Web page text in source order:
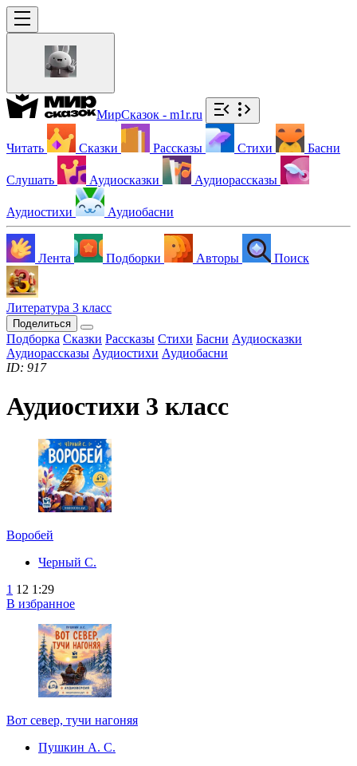
МирСказок - m1r.ru
Читать Сказки Рассказы Стихи Басни
Слушать Аудиосказки Аудиорассказы
Аудиостихи Аудиобасни
Лента Подборки Авторы Поиск
Литература 3 класс
Поделиться
Подборка Сказки Рассказы Стихи Басни Аудиосказки
Аудиорассказы Аудиостихи Аудиобасни
ID: 917
Аудиостихи 3 класс
Воробей
Черный С.
1 12 1:29
В избранное
Вот север, тучи нагоняя
Пушкин А. С.